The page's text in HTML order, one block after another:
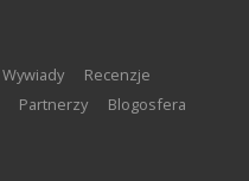
wywiady
recenzje
partnerzy
blogosfera